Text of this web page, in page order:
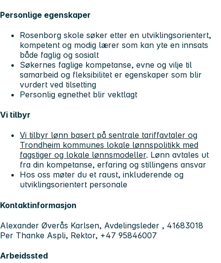
Personlige egenskaper
Rosenborg skole søker etter en utviklingsorientert,
kompetent og modig lærer som kan yte en innsats
både faglig og sosialt
Søkernes faglige kompetanse, evne og vilje til
samarbeid og fleksibilitet er egenskaper som blir
vurdert ved tilsetting
Personlig egnethet blir vektlagt
Vi tilbyr
Vi tilbyr lønn basert på sentrale tariffavtaler og
Trondheim kommunes lokale lønnspolitikk med
fagstiger og lokale lønnsmodeller. Lønn avtales ut
fra din kompetanse, erfaring og stillingens ansvar
Hos oss møter du et raust, inkluderende og
utviklingsorientert personale
Kontaktinformasjon
Alexander Øverås Karlsen, Avdelingsleder , 41683018
Per Thanke Aspli, Rektor, +47 95846007
Arbeidssted